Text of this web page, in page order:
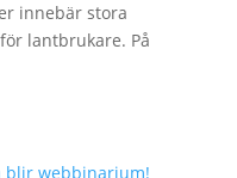
innebär stora
lantbrukare. På